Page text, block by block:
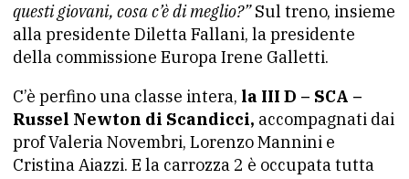
questi giovani, cosa c’è di meglio?”Sul treno, insieme
alla presidente Diletta Fallani, la presidente
della commissione Europa Irene Galletti.
C’è perfino una classe intera, la III D – SCA –
Russel Newton di Scandicci, accompagnati dai
prof Valeria Novembri, Lorenzo Mannini e
Cristina Aiazzi. E la carrozza 2 è occupata tutta